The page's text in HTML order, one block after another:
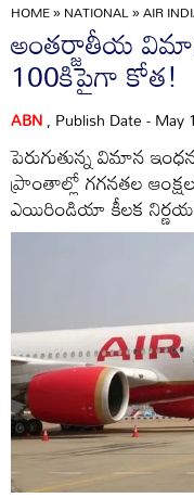
HOME»NATIONAL»AIR
అంతర్జాతీయ
100కిపైగా కోత!
ABN, Publish Date - May
పెరుగుతున్న విమాన
ప్రాంతాల్లో గగనతల
ఎయిరిండియా కీలక